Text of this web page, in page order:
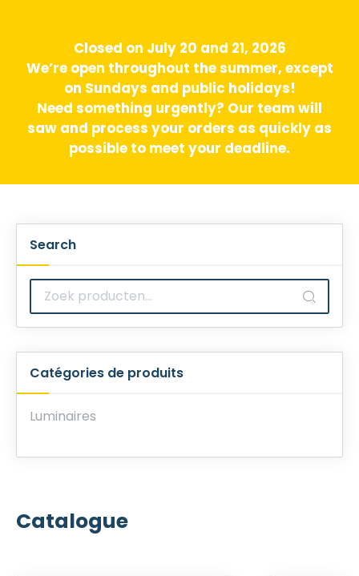
Closed on July 20 and 21, 2026
We’re open throughout the summer, except
on Sundays and public holidays!
Need something urgently? Our team will
saw and process your orders as quickly as
possible to meet your deadline.
Search
Zoeken
naar:
Catégories de produits
Luminaires
Catalogue